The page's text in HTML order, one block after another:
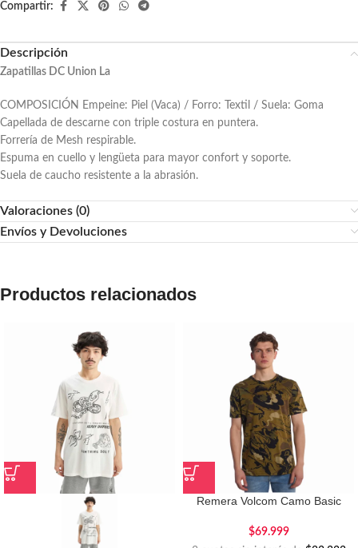
Compartir:
Descripción
Zapatillas DC Union La
COMPOSICIÓN Empeine: Piel (Vaca) / Forro: Textil / Suela: Goma
Capellada de descarne con triple costura en puntera.
Forrería de Mesh respirable.
Espuma en cuello y lengüeta para mayor confort y soporte.
Suela de caucho resistente a la abrasión.
Valoraciones (0)
Envíos y Devoluciones
Productos relacionados
Remera Volcom Camo Basic
$69.999